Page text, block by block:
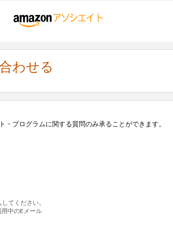
わせる
プログラムに関する質問のみ承ることができます。
てください。
中のEメール